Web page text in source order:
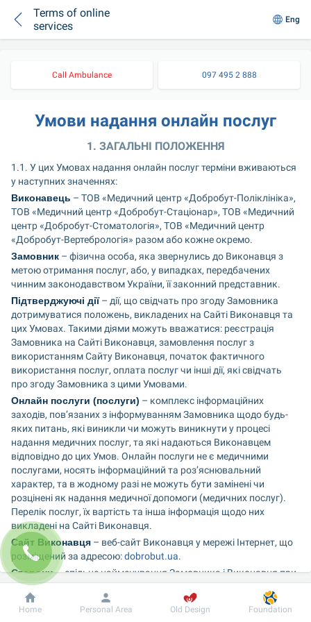
Terms of online
services
Eng
Call Ambulance 097 495 2 888
Умови надання онлайн послуг
1. ЗАГАЛЬНІ ПОЛОЖЕННЯ
1.1. У цих Умовах надання онлайн послуг терміни вживаються
у наступних значеннях:
Виконавець – ТОВ «Медичний центр «Добробут-Поліклініка»,
ТОВ «Медичний центр «Добробут-Стаціонар», ТОВ «Медичний
центр «Добробут-Стоматологія», ТОВ «Медичний центр
«Добробут-Вертебрологія» разом або кожне окремо.
Замовник – фізична особа, яка звернулись до Виконавця з
метою отримання послуг, або, у випадках, передбачених
чинним законодавством України, її законний представник.
Підтверджуючі дії – дії, що свідчать про згоду Замовника
дотримуватися положень, викладених на Сайті Виконавця та
цих Умовах. Такими діями можуть вважатися: реєстрація
Замовника на Сайті Виконавця, замовлення послуг з
використанням Сайту Виконавця, початок фактичного
використання послуг, оплата послуг чи інші дії, які свідчать
про згоду Замовника з цими Умовами.
Онлайн послуги (послуги) – комплекс інформаційних
заходів, пов’язаних з інформуванням Замовника щодо будь-
яких питань, які виникли чи можуть виникнути у процесі
надання медичних послуг, та які надаються Виконавцем
відповідно до цих Умов. Онлайн послуги не є медичними
послугами, носять інформаційний та роз’яснювальний
характер, та в жодному разі не можуть бути замінені чи
розцінені як надання медичної допомоги (медичних послуг).
Перелік послуг, їх вартість та інша інформація щодо них
викладені на Сайті Виконавця.
Сайт Виконавця – веб-сайт Виконавця у мережі Інтернет, що
розміщений за адресою: dobrobut.ua.
Сторони – спільне найменування Замовника і Виконавця при
одночасному їх згадуванні у цих Умовах.
1.2. Права і обов’язки Сторін передбачені цими Умовами
надання онлайн послуг (надалі за текстом – Умови), а також
Dobrobut Information For patient
Home Personal Area Old Design Foundation